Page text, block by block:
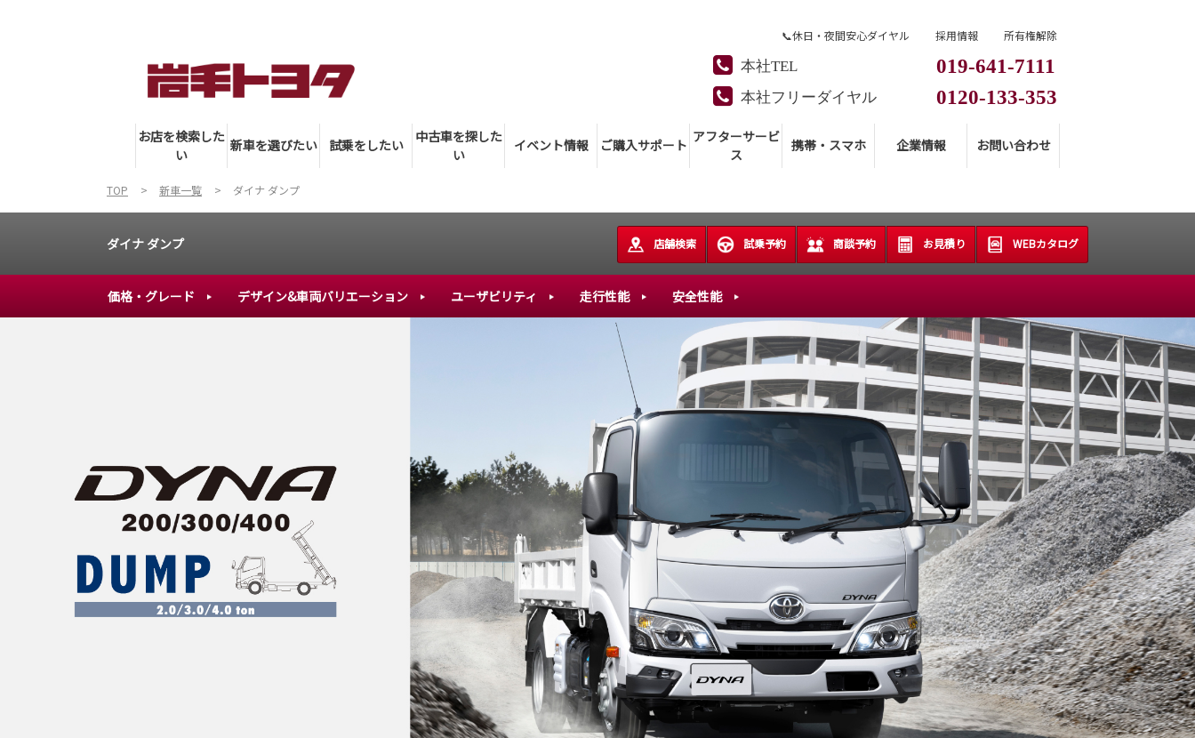
本社TEL 019-641-7111
本社フリーダイヤル 0120-133-353
お店を検索した
い
新車を選びたい 試乗をしたい
中古車を探した
い
イベント情報 ご購入サポート アフターサービ
ス
携帯・スマホ 企業情報 お問い合わせ
📞休日・夜間安心ダイヤル 採用情報 所有権解除
TOP 新車一覧 ダイナ ダンプ
ダイナ ダンプ 店舗検索 試乗予約 商談予約 お見積り WEBカタログ
価格・グレード デザイン&車両バリエーション ユーザビリティ 走行性能 安全性能